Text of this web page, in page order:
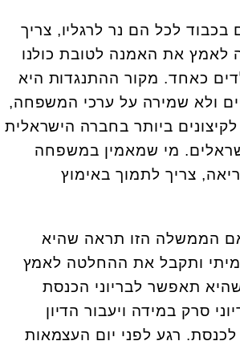
בכבוד לכל הם נר לרגליו, צריך
לאמץ את האמנה לטובת כולנו
כאחד. מקור ההתנגדות היא
ולא שמירה על ערכי המשפחה,
ביותר בחברה הישראלית
מי שמאמין במשפחה
צריך לתמוך באימוץ
הממשלה הזו תראה שהיא
ותקבל את ההחלטה לאמץ
תאפשר לבריוני הכנסת
סרק במידה ויעבור הדיון
רגע לפני יום העצמאות